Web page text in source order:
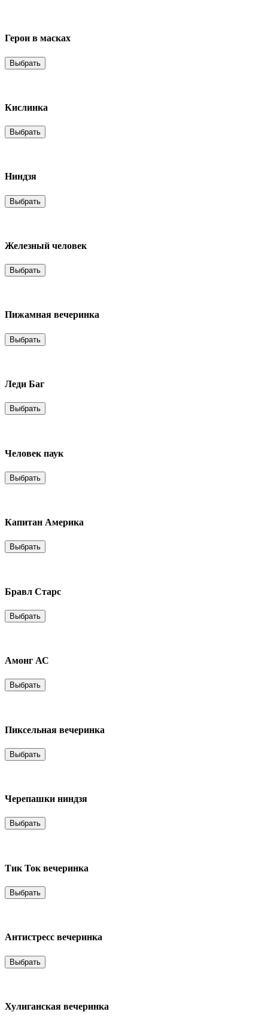
Герои в масках
Выбрать
Кислинка
Выбрать
Ниндзя
Выбрать
Железный человек
Выбрать
Пижамная вечеринка
Выбрать
Леди Баг
Выбрать
Человек паук
Выбрать
Капитан Америка
Выбрать
Бравл Старс
Выбрать
Амонг АС
Выбрать
Пиксельная вечеринка
Выбрать
Черепашки ниндзя
Выбрать
Тик Ток вечеринка
Выбрать
Антистресс вечеринка
Выбрать
Хулиганская вечеринка